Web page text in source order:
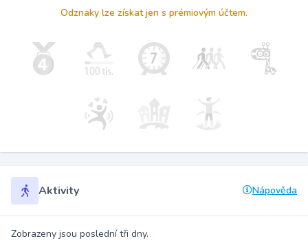
Odznaky lze získat jen s prémiovým účtem.
Aktivity Nápověda
Zobrazeny jsou poslední tři dny.